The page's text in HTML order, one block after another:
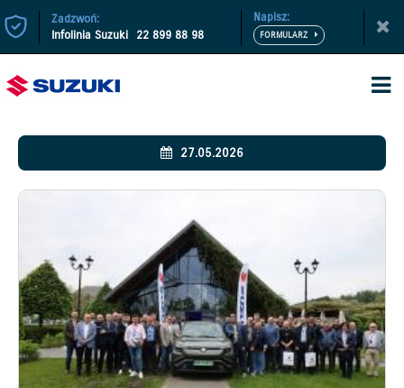
Zadzwoń:
Infolinia Suzuki 22 899 88 98
Napisz:
27.05.2026